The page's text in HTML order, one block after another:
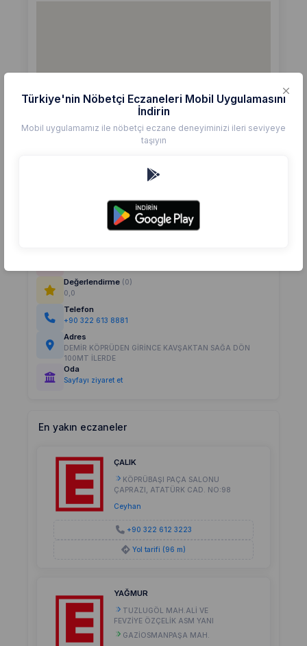
Değerlendirme (0)
0,0
Telefon
+90 322 613 8881
Adres
DEMİR KÖPRÜDEN GİRİNCE KAVŞAKTAN SAĞA DÖN
100MT İLERDE
Oda
Sayfayı ziyaret et
En yakın eczaneler
ÇALIK
KÖPRÜBAŞI PAÇA SALONU
ÇAPRAZI, ATATÜRK CAD. NO:98
Ceyhan
+90 322 612 3223
Yol tarifi (96 m)
YAĞMUR
TUZLUGÖL MAH.ALİ VE
FEVZİYE ÖZÇELİK ASM YANI
GAZİOSMANPAŞA MAH.
Türkiye'nin Nöbetçi Eczaneleri Mobil Uygulamasını
İndirin
Mobil uygulamamız ile nöbetçi eczane deneyiminizi ileri seviyeye
taşıyın